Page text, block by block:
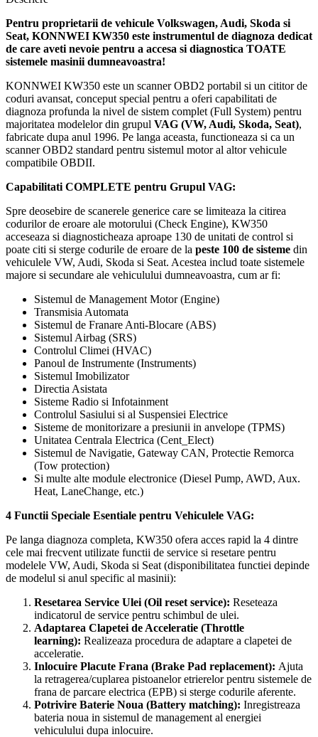
Pentru proprietarii de vehicule Volkswagen, Audi, Skoda si
Seat, KONNWEI KW350 este instrumentul de diagnoza dedicat
de care aveti nevoie pentru a accesa si diagnostica TOATE
sistemele masinii dumneavoastra!
KONNWEI KW350 este un scanner OBD2 portabil si un cititor de
coduri avansat, conceput special pentru a oferi capabilitati de
diagnoza profunda la nivel de sistem complet (Full System) pentru
majoritatea modelelor din grupul VAG (VW, Audi, Skoda, Seat),
fabricate dupa anul 1996. Pe langa aceasta, functioneaza si ca un
scanner OBD2 standard pentru sistemul motor al altor vehicule
compatibile OBDII.
Capabilitati COMPLETE pentru Grupul VAG:
Spre deosebire de scanerele generice care se limiteaza la citirea
codurilor de eroare ale motorului (Check Engine), KW350
acceseaza si diagnosticheaza aproape 130 de unitati de control si
poate citi si sterge codurile de eroare de la peste 100 de sisteme din
vehiculele VW, Audi, Skoda si Seat. Acestea includ toate sistemele
majore si secundare ale vehiculului dumneavoastra, cum ar fi:
Sistemul de Management Motor (Engine)
Transmisia Automata
Sistemul de Franare Anti-Blocare (ABS)
Sistemul Airbag (SRS)
Controlul Climei (HVAC)
Panoul de Instrumente (Instruments)
Sistemul Imobilizator
Directia Asistata
Sisteme Radio si Infotainment
Controlul Sasiului si al Suspensiei Electrice
Sisteme de monitorizare a presiunii in anvelope (TPMS)
Unitatea Centrala Electrica (Cent_Elect)
Sistemul de Navigatie, Gateway CAN, Protectie Remorca
(Tow protection)
Si multe alte module electronice (Diesel Pump, AWD, Aux.
Heat, LaneChange, etc.)
4 Functii Speciale Esentiale pentru Vehiculele VAG:
Pe langa diagnoza completa, KW350 ofera acces rapid la 4 dintre
cele mai frecvent utilizate functii de service si resetare pentru
modelele VW, Audi, Skoda si Seat (disponibilitatea functiei depinde
de modelul si anul specific al masinii):
Resetarea Service Ulei (Oil reset service): Reseteaza
indicatorul de service pentru schimbul de ulei.
Adaptarea Clapetei de Acceleratie (Throttle
learning): Realizeaza procedura de adaptare a clapetei de
acceleratie.
Inlocuire Placute Frana (Brake Pad replacement): Ajuta
la retragerea/cuplarea pistoanelor etrierelor pentru sistemele de
frana de parcare electrica (EPB) si sterge codurile aferente.
Potrivire Baterie Noua (Battery matching): Inregistreaza
bateria noua in sistemul de management al energiei
vehiculului dupa inlocuire.